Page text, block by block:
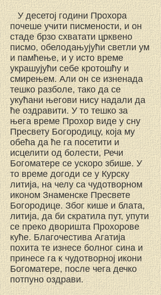
У десетој години Прохора
почеше учити писмености, и он
стаде брзо схватати црквено
писмо, обелодањујући светли ум
и памћење, и у исто време
украшујући себе кротошћу и
смирењем. Али он се изненада
тешко разболе, тако да се
укућани његови нису надали да
ће оздравити. У то тешко за
њега време Прохор виде у сну
Пресвету Богородицу, која му
обећа да ће га посетити и
исцелити од болести, Речи
Богоматере се ускоро збише. У
то време догоди се у Курску
литија, на челу са чудотворном
иконом Знаменске Пресвете
Богородице. Због кише и блата,
литија, да би скратила пут, упути
се преко дворишта Прохорове
куће. Благочестива Агатија
похита те изнесе болног сина и
принесе га к чудотворној икони
Богоматере, после чега дечко
потпуно оздрави.